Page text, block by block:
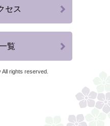
セス
覧
rights reserved.